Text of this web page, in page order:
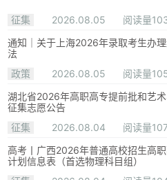
征集 2026.08.05
阅读量
通知｜关于上海2026年录取考生办
法
政策
2026.08.05
阅读量
湖北省2026年高职高专提前批和艺
征集志愿公告
征集
2026.08.04
阅读量
高考丨广西2026年普通高校招生高
计划信息表（首选物理科目组）